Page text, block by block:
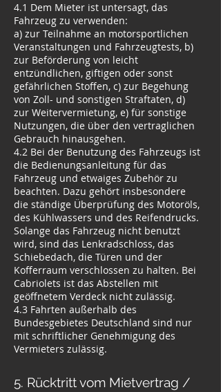
4.1 Dem Mieter ist untersagt, das
Fahrzeug zu verwenden:
a) zur Teilnahme an motorsportlichen
Veranstaltungen und Fahrzeugtests, b)
zur Beförderung von leicht
entzündlichen, giftigen oder sonst
gefährlichen Stoffen, c) zur Begehung
von Zoll- und sonstigen Straftaten, d)
zur Weitervermietung, e) für sonstige
Nutzungen, die über den vertraglichen
Gebrauch hinausgehen.
4.2 Bei der Benutzung des Fahrzeugs ist
die Bedienungsanleitung für das
Fahrzeug und etwaiges Zubehör zu
beachten. Dazu gehört insbesondere
die ständige Überprüfung des Motoröls,
des Kühlwassers und des Reifendrucks.
Solange das Fahrzeug nicht benutzt
wird, sind das Lenkradschloss, das
Schiebedach, die Türen und der
Kofferraum verschlossen zu halten. Bei
Cabriolets ist das Abstellen mit
geöffnetem Verdeck nicht zulässig.
4.3 Fahrten außerhalb des
Bundesgebietes Deutschland sind nur
mit schriftlicher Genehmigung des
Vermieters zulässig.
5. Rücktritt vom Mietvertrag /